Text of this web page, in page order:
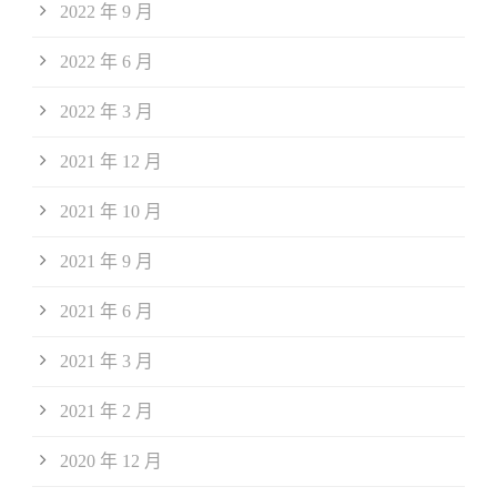
2022 年 9 月
2022 年 6 月
2022 年 3 月
2021 年 12 月
2021 年 10 月
2021 年 9 月
2021 年 6 月
2021 年 3 月
2021 年 2 月
2020 年 12 月